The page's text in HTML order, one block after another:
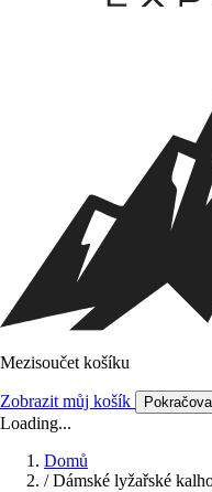
Mezisoučet košíku
Zobrazit můj košík
Loading...
Domů
/ Dámské lyžařské